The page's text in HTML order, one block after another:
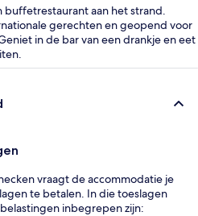
buffetrestaurant aan het strand.
gerechten en geopend voor
in de bar van een drankje en eet
vraagt de accommodatie je
te betalen. In die toeslagen
inbegrepen zijn: